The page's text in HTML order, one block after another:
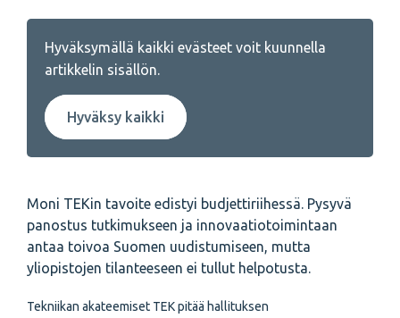
Hyväksymällä kaikki evästeet voit kuunnella
artikkelin sisällön.
Hyväksy kaikki
Moni TEKin tavoite edistyi budjettiriihessä. Pysyvä
panostus tutkimukseen ja innovaatiotoimintaan
antaa toivoa Suomen uudistumiseen, mutta
yliopistojen tilanteeseen ei tullut helpotusta.
Tekniikan akateemiset TEK pitää hallituksen